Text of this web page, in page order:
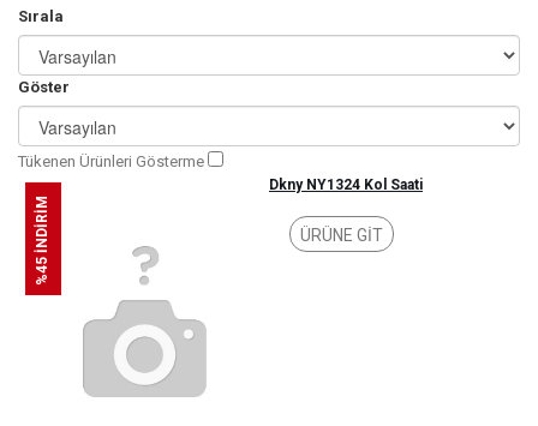
Sırala
Göster
Tükenen Ürünleri Gösterme
%45 İNDİRİM
Dkny NY1324 Kol Saati
ÜRÜNE GİT